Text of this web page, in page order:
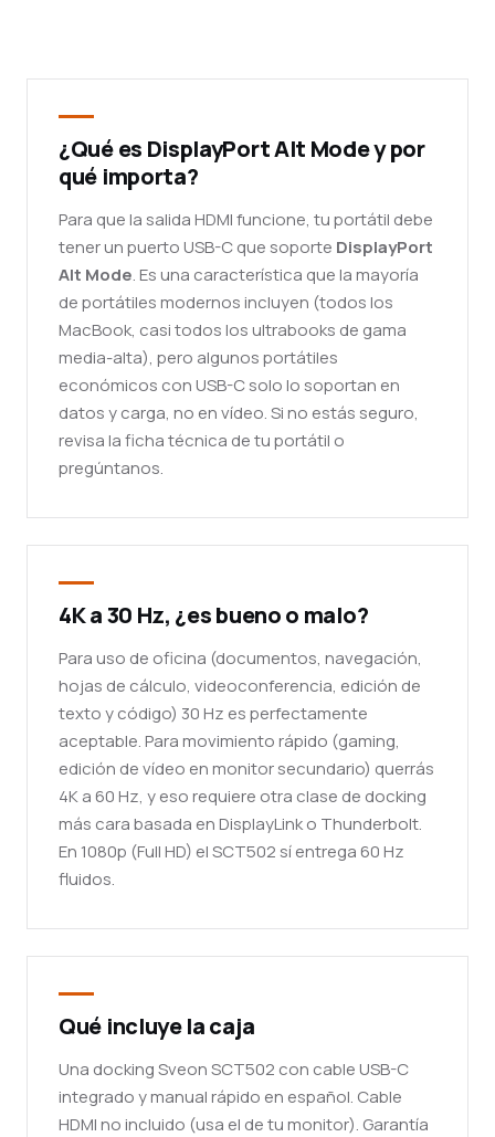
¿Qué es DisplayPort Alt Mode y por
qué importa?
Para que la salida HDMI funcione, tu portátil debe
tener un puerto USB-C que soporte DisplayPort
Alt Mode. Es una característica que la mayoría
de portátiles modernos incluyen (todos los
MacBook, casi todos los ultrabooks de gama
media-alta), pero algunos portátiles
económicos con USB-C solo lo soportan en
datos y carga, no en vídeo. Si no estás seguro,
revisa la ficha técnica de tu portátil o
pregúntanos.
4K a 30 Hz, ¿es bueno o malo?
Para uso de oficina (documentos, navegación,
hojas de cálculo, videoconferencia, edición de
texto y código) 30 Hz es perfectamente
aceptable. Para movimiento rápido (gaming,
edición de vídeo en monitor secundario) querrás
4K a 60 Hz, y eso requiere otra clase de docking
más cara basada en DisplayLink o Thunderbolt.
En 1080p (Full HD) el SCT502 sí entrega 60 Hz
fluidos.
Qué incluye la caja
Una docking Sveon SCT502 con cable USB-C
integrado y manual rápido en español. Cable
HDMI no incluido (usa el de tu monitor). Garantía